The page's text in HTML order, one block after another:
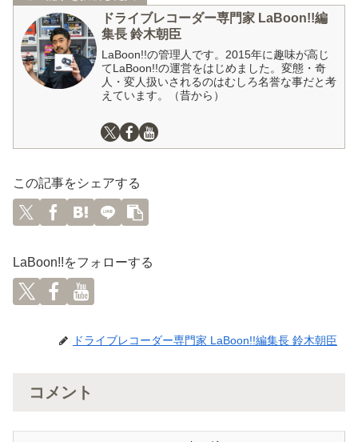
ドライブレコーダー専門家 LaBoon!!編
集長 鈴木朝臣
LaBoon!!の管理人です。2015年に趣味が高じ
てLaBoon!!の運営をはじめました。変態・奇
人・変人扱いされるのはむしろ名誉な事だと考
えています。（昔から）
この記事をシェアする
LaBoon!!をフォローする
ドライブレコーダー専門家 LaBoon!!編集長 鈴木朝臣
コメント